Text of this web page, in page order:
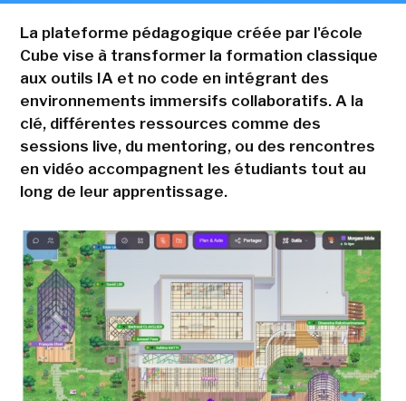
La plateforme pédagogique créée par l'école
Cube vise à transformer la formation classique
aux outils IA et no code en intégrant des
environnements immersifs collaboratifs. A la
clé, différentes ressources comme des
sessions live, du mentoring, ou des rencontres
en vidéo accompagnent les étudiants tout au
long de leur apprentissage.